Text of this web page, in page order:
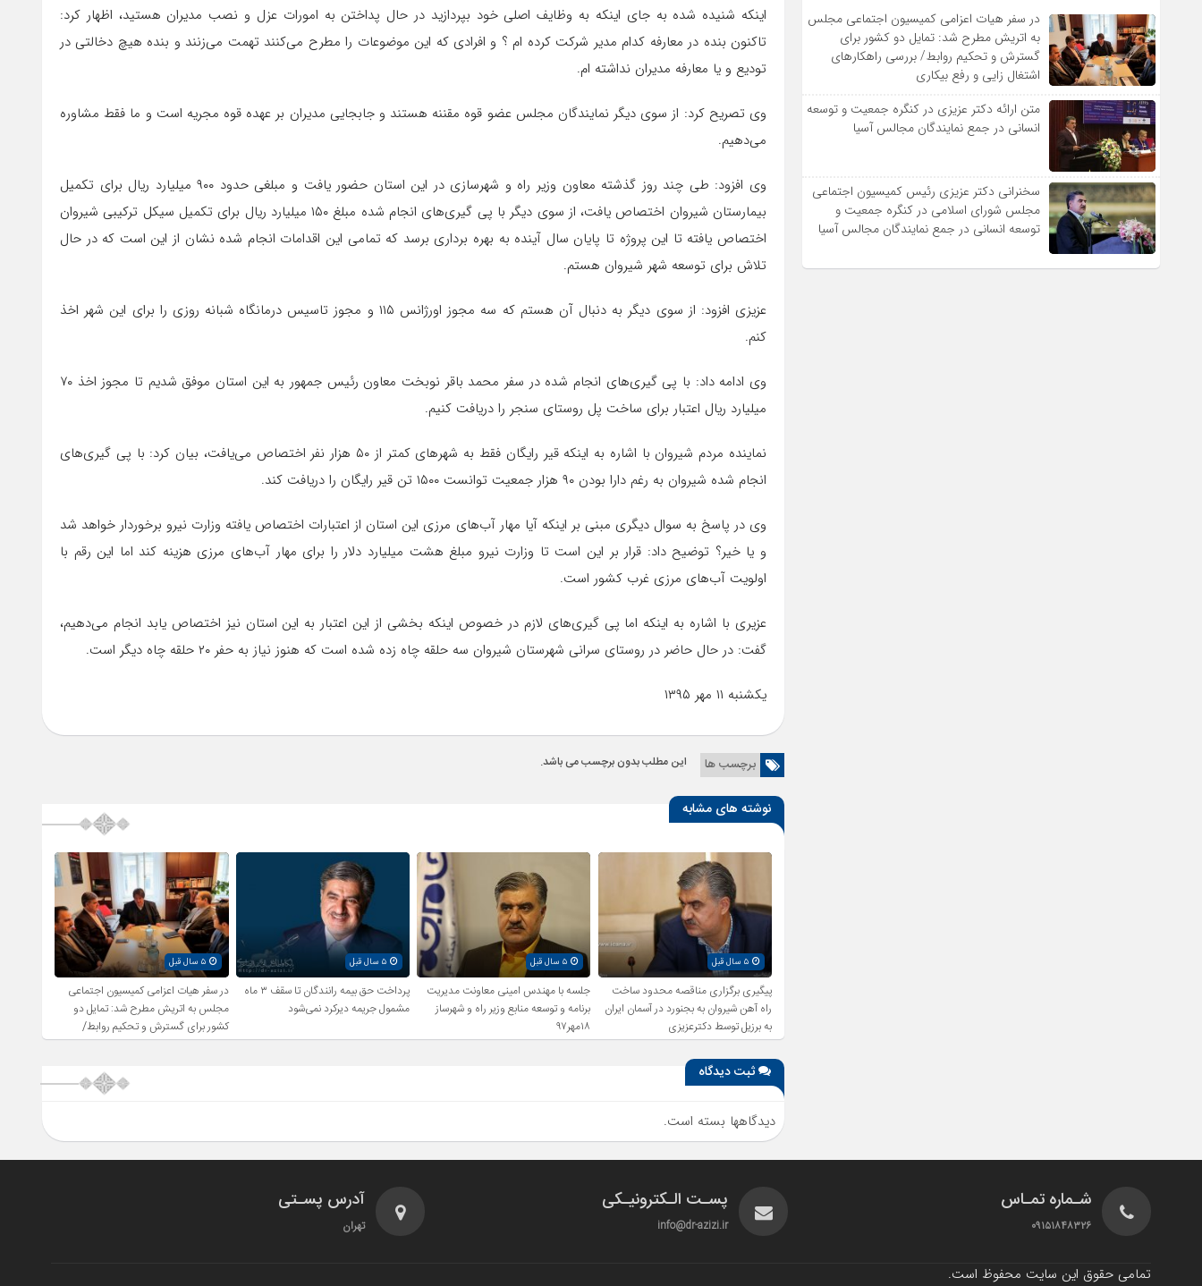
اینکه شنیده شده به جای اینکه به وظایف اصلی خود بپردازید در حال پداختن به امورات عزل و نصب مدیران هستید، اظهار کرد:
تاکنون بنده در معارفه کدام مدیر شرکت کرده ام ؟ و افرادی که این موضوعات را مطرح می‌کنند تهمت می‌زنند و بنده هیچ دخالتی در
تودیع و یا معارفه مدیران نداشته ام.
وی تصریح کرد: از سوی دیگر نمایندگان مجلس عضو قوه مقننه هستند و جابجایی مدیران بر عهده قوه مجریه است و ما فقط مشاوره
می‌دهیم.
وی افزود: طی چند روز گذشته معاون وزیر راه و شهرسازی در این استان حضور یافت و مبلغی حدود ۹۰۰ میلیارد ریال برای تکمیل
بیمارستان شیروان اختصاص یافت، از سوی دیگر با پی گیری‌های انجام شده مبلغ ۱۵۰ میلیارد ریال برای تکمیل سیکل ترکیبی شیروان
اختصاص یافته تا این پروژه تا پایان سال آینده به بهره برداری برسد که تمامی این اقدامات انجام شده نشان از این است که در حال
تلاش برای توسعه شهر شیروان هستم.
عزیزی افزود: از سوی دیگر به دنبال آن هستم که سه مجوز اورژانس ۱۱۵ و مجوز تاسیس درمانگاه شبانه روزی را برای این شهر اخذ
کنم.
وی ادامه داد: با پی گیری‌های انجام شده در سفر محمد باقر نوبخت معاون رئیس جمهور به این استان موفق شدیم تا مجوز اخذ ۷۰
میلیارد ریال اعتبار برای ساخت پل روستای سنجر را دریافت کنیم.
نماینده مردم شیروان با اشاره به اینکه قیر رایگان فقط به شهرهای کمتر از ۵۰ هزار نفر اختصاص می‌یافت، بیان کرد: با پی گیری‌های
انجام شده شیروان به رغم دارا بودن ۹۰ هزار جمعیت توانست ۱۵۰۰ تن قیر رایگان را دریافت کند.
وی در پاسخ به سوال دیگری مبنی بر اینکه آیا مهار آب‌های مرزی این استان از اعتبارات اختصاص یافته وزارت نیرو برخوردار خواهد شد
و یا خیر؟ توضیح داد: قرار بر این است تا وزارت نیرو مبلغ هشت میلیارد دلار را برای مهار آب‌های مرزی هزینه کند اما این رقم با
اولویت آب‌های مرزی غرب کشور است.
عزیری با اشاره به اینکه اما پی گیری‌های لازم در خصوص اینکه بخشی از این اعتبار به این استان نیز اختصاص یابد انجام می‌دهیم،
گفت: در حال حاضر در روستای سرانی شهرستان شیروان سه حلقه چاه زده شده است که هنوز نیاز به حفر ۲۰ حلقه چاه دیگر است.
یکشنبه ۱۱ مهر ۱۳۹۵
برچسب ها این مطلب بدون برچسب می باشد.
نوشته های مشابه
پیگیری برگزاری مناقصه محدود ساخت
راه آهن شیروان به بجنورد در آسمان ایران
به برزیل توسط دکترعزیزی
۵ سال قبل
جلسه با مهندس امینی معاونت مدیریت
برنامه و توسعه منابع وزیر راه و شهرساز
۱۸مهر۹۷
پرداخت حق بیمه رانندگان تا سقف ۳ ماه
مشمول جریمه دیرکرد نمی‌شود
در سفر هیات اعزامی کمیسیون اجتماعی
مجلس به اتریش مطرح شد: تمایل دو
کشور برای گسترش و تحکیم روابط/
بررسی راهکارهای اشتغال زایی و رفع
ثبت دیدگاه
دیدگاهها بسته است.
در سفر هیات اعزامی کمیسیون اجتماعی مجلس
به اتریش مطرح شد: تمایل دو کشور برای
گسترش و تحکیم روابط/ بررسی راهکارهای
اشتغال زایی و رفع بیکاری
متن ارائه دکتر عزیزى در کنگره جمعیت و توسعه
انسانى در جمع نمایندگان مجالس آسیا
سخنرانى دکتر عزیزى رئیس کمیسیون اجتماعى
مجلس شوراى اسلامى در کنگره جمعیت و
توسعه انسانى در جمع نمایندگان مجالس آسیا
شـماره تمـاس
۰۹۱۵۱۸۴۸۳۲۶
پسـت الـکترونیـکی
info@dr-azizi.ir
آدرس پسـتی
تهران
تمامی حقوق این سایت محفوظ است.